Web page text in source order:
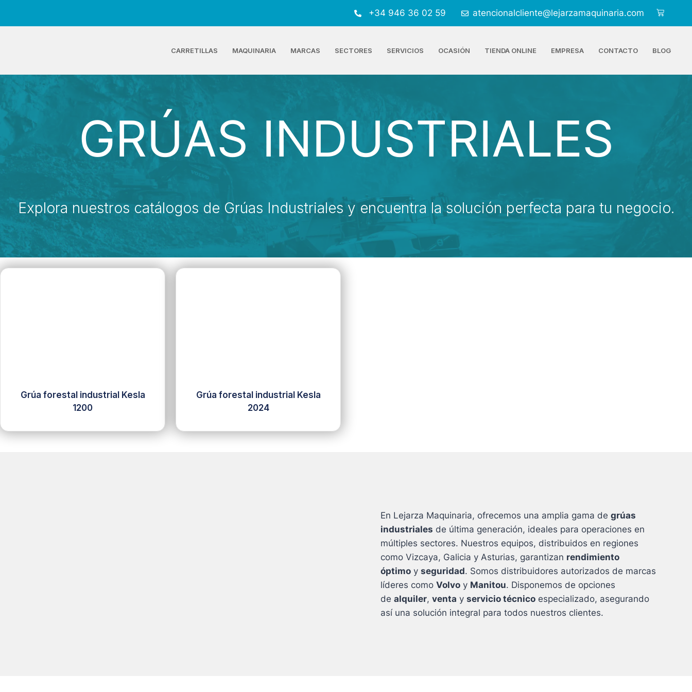
+34 946 36 02 59 atencionalcliente@lejarzamaquinaria.com
CARRETILLAS MAQUINARIA MARCAS SECTORES SERVICIOS OCASIÓN TIENDA ONLINE EMPRESA CONTACTO BLOG
GRÚAS INDUSTRIALES
Explora nuestros catálogos de Grúas Industriales y encuentra la solución perfecta para tu negocio.
Grúa forestal industrial Kesla
1200
Grúa forestal industrial Kesla
2024
En Lejarza Maquinaria, ofrecemos una amplia gama degrúas
industriales de última generación, ideales para operaciones en
múltiples sectores. Nuestros equipos, distribuidos en regiones
como Vizcaya, Galicia y Asturias, garantizan rendimiento
óptimo yseguridad. Somos distribuidores autorizados de marcas
líderes comoVolvo y Manitou. Disponemos de opciones
dealquiler,venta yservicio técnico especializado, asegurando
así una solución integral para todos nuestros clientes.